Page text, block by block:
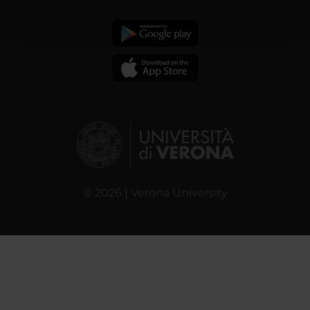
con altre informazioni che hai fornito loro o che hanno
raccolto dal tuo utilizzo dei loro servizi.
© 2026 | Verona University